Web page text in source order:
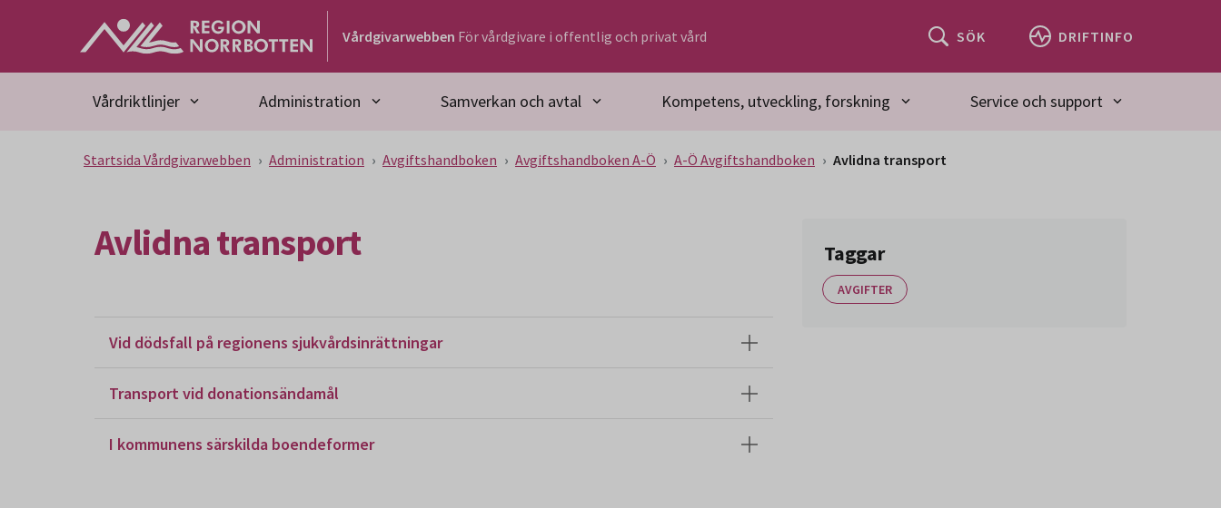
Gå till huvudmeny
Gå till övergripande innehåll
Vårdgivarwebben För vårdgivare i offentlig och privat vård SÖK DRIFTINFO
Vårdriktlinjer Administration Samverkan och avtal Kompetens, utveckling, forskning Service och support
Startsida Vårdgivarwebben Administration Avgiftshandboken Avgiftshandboken A-Ö A-Ö Avgiftshandboken Avlidna transport
Avlidna transport
Vid dödsfall på regionens sjukvårdsinrättningar
Transport vid donationsändamål
I kommunens särskilda boendeformer
Taggar
AVGIFTER